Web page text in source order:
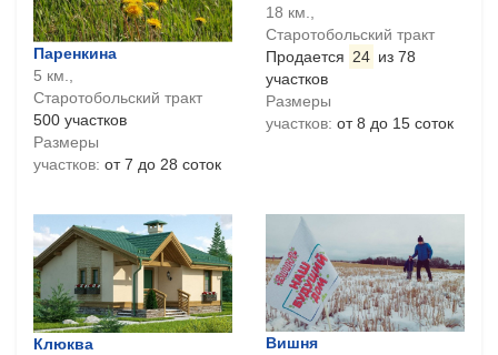
Паренкина
5 км.,
Старотобольский тракт
500 участков
Размеры
участков: от 7 до 28 соток
18 км.,
Старотобольский тракт
Продается 24 из 78
участков
Размеры
участков: от 8 до 15 соток
Клюква
Вишня